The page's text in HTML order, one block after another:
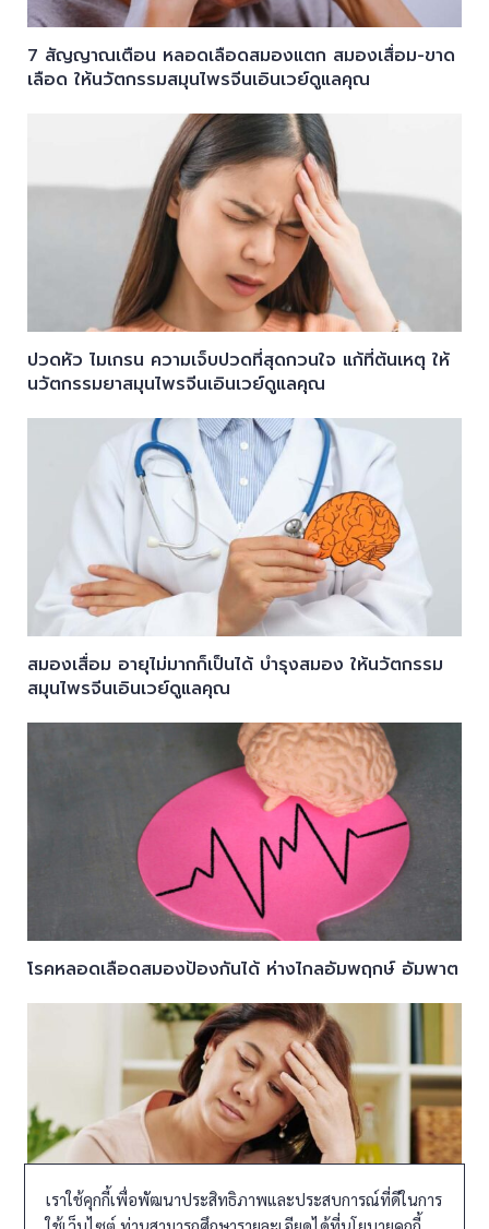
7 สัญญาณเตือน หลอดเลือดสมองแตก สมองเสื่อม-ขาด
เลือด ให้นวัตกรรมสมุนไพรจีนเอินเวย์ดูแลคุณ
ปวดหัว ไมเกรน ความเจ็บปวดที่สุดกวนใจ แก้ที่ต้นเหตุ ให้
นวัตกรรมยาสมุนไพรจีนเอินเวย์ดูแลคุณ
สมองเสื่อม อายุไม่มากก็เป็นได้ บำรุงสมอง ให้นวัตกรรม
สมุนไพรจีนเอินเวย์ดูแลคุณ
โรคหลอดเลือดสมองป้องกันได้ ห่างไกลอัมพฤกษ์ อัมพาต
เราใช้คุกกี้เพื่อพัฒนาประสิทธิภาพและประสบการณ์ที่ดีในการ